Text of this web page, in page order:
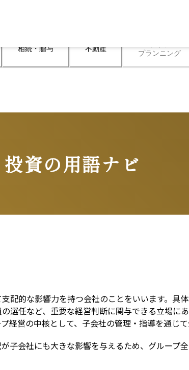
相続・贈与 不動産
プランニング
投資の用語ナビ
配的な影響力を持つ会社のことをいいます。具
選任など、重要な経営判断に関与できる立場に
経営の中核として、子会社の管理・指導を通じて
子会社にも大きな影響を与えるため、グループ